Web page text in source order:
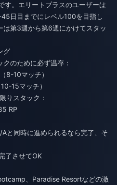
す。エリートプラスのユーザーは
日目までにレベル100を目指し
は第3週から第6週にかけてスタッ
グ
クのために必ず温存：
8-10マッチ）
15マッチ）
りスタック：
RP
Aと同時に進められるなら完了、そ
了させてOK
、Paradise Resortなどの激